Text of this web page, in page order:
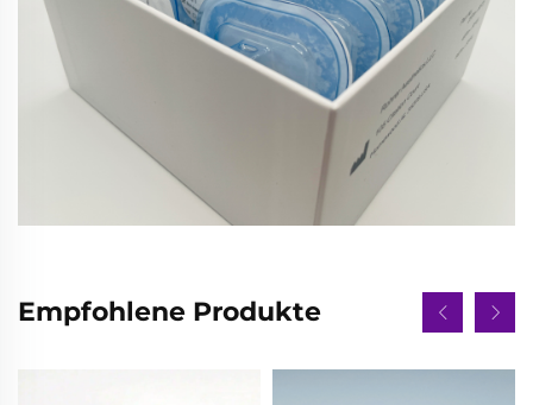
Empfohlene Produkte